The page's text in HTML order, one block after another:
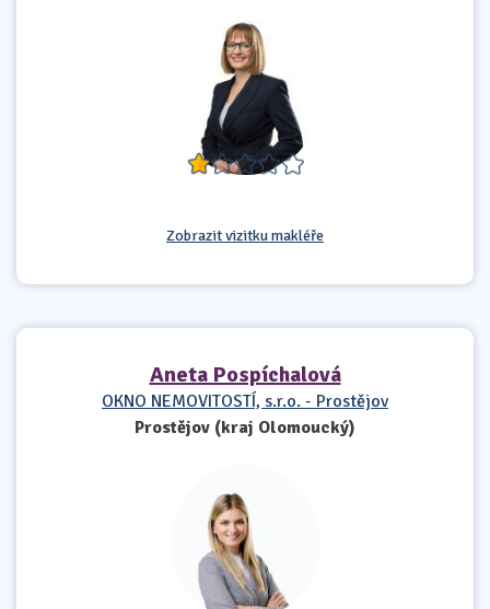
Zobrazit vizitku makléře
Aneta Pospíchalová
OKNO NEMOVITOSTÍ, s.r.o. - Prostějov
Prostějov (kraj Olomoucký)